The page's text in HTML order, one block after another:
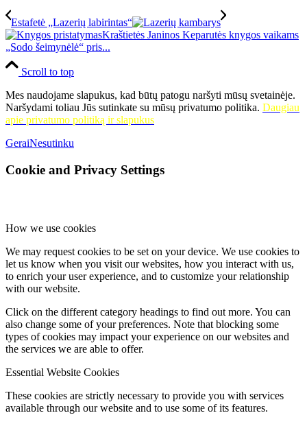
Estafetė „Lazerių labirintas“
Kraštietės Janinos Keparutės knygos vaikams
„Sodo šeimynėlė“ pris...
Scroll to top
Mes naudojame slapukus, kad būtų patogu naršyti mūsų svetainėje.
Naršydami toliau Jūs sutinkate su mūsų privatumo politika. Daugiau
apie privatumo politiką ir slapukus
GeraiNesutinku
Cookie and Privacy Settings
How we use cookies
We may request cookies to be set on your device. We use cookies to
let us know when you visit our websites, how you interact with us,
to enrich your user experience, and to customize your relationship
with our website.
Click on the different category headings to find out more. You can
also change some of your preferences. Note that blocking some
types of cookies may impact your experience on our websites and
the services we are able to offer.
Essential Website Cookies
These cookies are strictly necessary to provide you with services
available through our website and to use some of its features.